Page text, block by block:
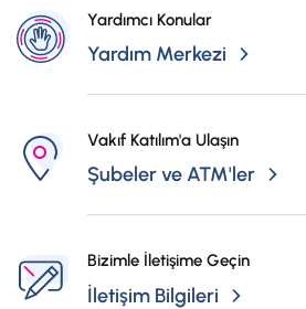
Yardımcı Konular
Yardım Merkezi
Vakıf Katılım'a Ulaşın
Şubeler ve ATM'ler
Bizimle İletişime Geçin
İletişim Bilgileri